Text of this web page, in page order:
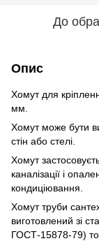
До
Опис
Хомут для
мм.
Хомут може бути
стін або стелі.
Хомут
каналізації і
кондиціювання.
Хомут труби
виготовлений зі
ГОСТ-15878-79)